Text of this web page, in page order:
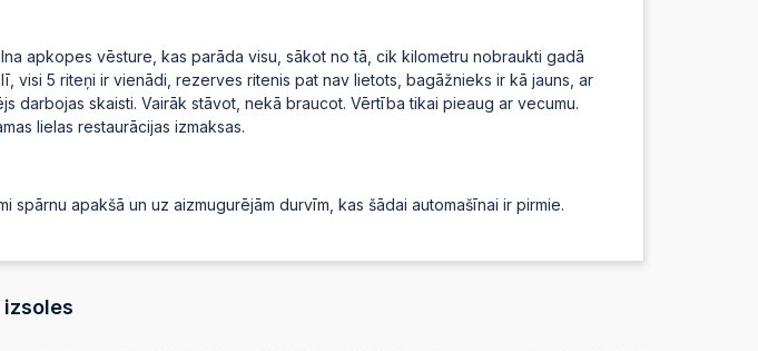
2025-05-09 20:55:00
apkopes vēsture, kas parāda visu, sākot no tā, cik kilometru nobraukti gadā
visi 5 riteņi ir vienādi, rezerves ritenis pat nav lietots, bagāžnieks ir kā jauns, ar
darbojas skaisti. Vairāk stāvot, nekā braucot. Vērtība tikai pieaug ar vecumu.
lielas restaurācijas izmaksas.
apakšā un uz aizmugurējām durvīm, kas šādai automašīnai ir pirmie.
izsoles